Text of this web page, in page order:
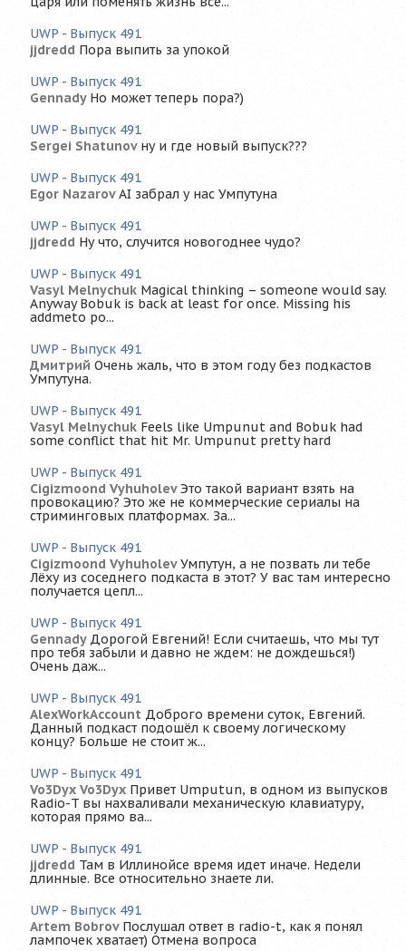
UWP - Выпуск 491
jjdredd Пора выпить за упокой
UWP - Выпуск 491
Gennady Но может теперь пора?)
UWP - Выпуск 491
Sergei Shatunov ну и где новый выпуск???
UWP - Выпуск 491
Egor Nazarov AI забрал у нас Умпутуна
UWP - Выпуск 491
jjdredd Ну что, случится новогоднее чудо?
UWP - Выпуск 491
Vasyl Melnychuk Magical thinking – someone would say.
Anyway Bobuk is back at least for once. Missing his
addmeto po...
UWP - Выпуск 491
Дмитрий Очень жаль, что в этом году без подкастов
Умпутуна.
UWP - Выпуск 491
Vasyl Melnychuk Feels like Umpunut and Bobuk had
some conflict that hit Mr. Umpunut pretty hard
UWP - Выпуск 491
Cigizmoond Vyhuholev Это такой вариант взять на
провокацию? Это же не коммерческие сериалы на
стриминговых платформах. За...
UWP - Выпуск 491
Cigizmoond Vyhuholev Умпутун, а не позвать ли тебе
Лёху из соседнего подкаста в этот? У вас там интересно
получается цепл...
UWP - Выпуск 491
Gennady Дорогой Евгений! Если считаешь, что мы тут
про тебя забыли и давно не ждем: не дождешься!)
Очень даж...
UWP - Выпуск 491
AlexWorkAccount Доброго времени суток, Евгений.
Данный подкаст подошёл к своему логическому
концу? Больше не стоит ж...
UWP - Выпуск 491
Vo3Dyx Vo3Dyx Привет Umputun, в одном из выпусков
Radio-T вы нахваливали механическую клавиатуру,
которая прямо ва...
UWP - Выпуск 491
jjdredd Там в Иллинойсе время идет иначе. Недели
длинные. Все относительно знаете ли.
UWP - Выпуск 491
Artem Bobrov Послушал ответ в radio-t, как я понял
лампочек хватает) Отмена вопроса